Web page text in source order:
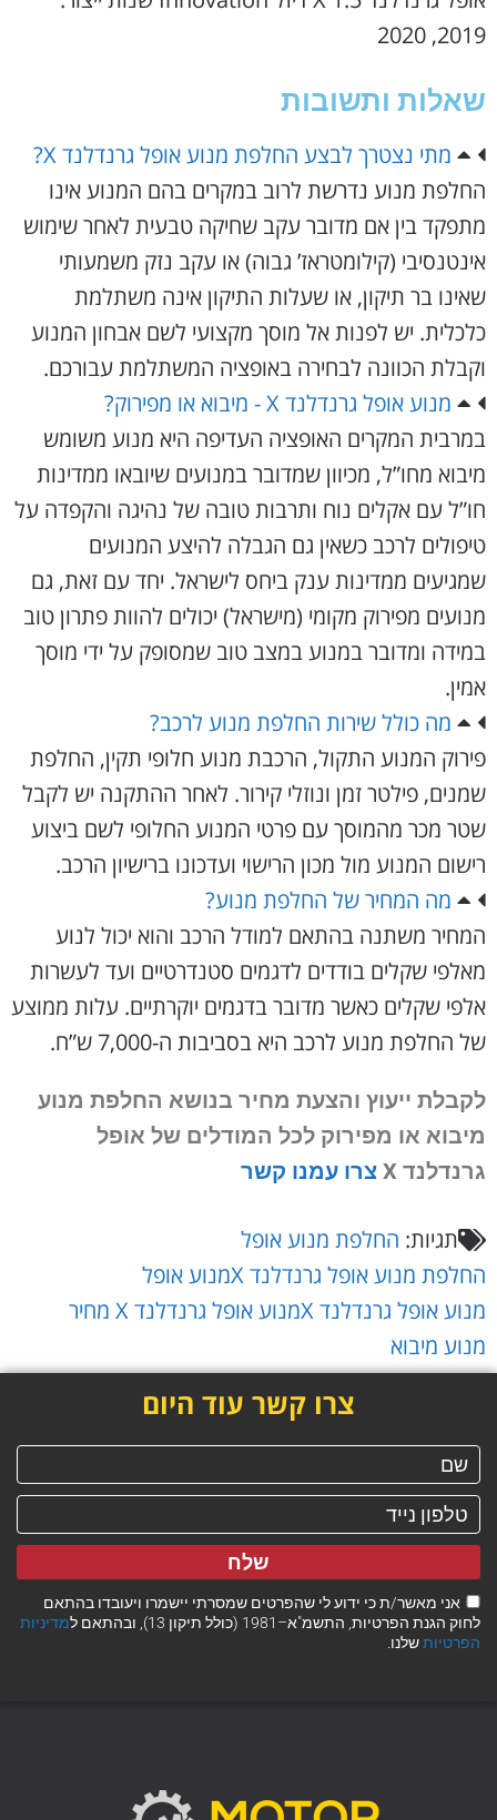
2019, 2020
שאלות ותשובות
מתי נצטרך לבצע החלפת מנוע אופל גרנדלנד X?
החלפת מנוע נדרשת לרוב במקרים בהם המנוע אינו
מתפקד בין אם מדובר עקב שחיקה טבעית לאחר שימוש
אינטנסיבי (קילומטראז’ גבוה) או עקב נזק משמעותי
שאינו בר תיקון, או שעלות התיקון אינה משתלמת
כלכלית. יש לפנות אל מוסך מקצועי לשם אבחון המנוע
וקבלת הכוונה לבחירה באופציה המשתלמת עבורכם.
מנוע אופל גרנדלנד X - מיבוא או מפירוק?
במרבית המקרים האופציה העדיפה היא מנוע משומש
מיבוא מחו”ל, מכיוון שמדובר במנועים שיובאו ממדינות
חו”ל עם אקלים נוח ותרבות טובה של נהיגה והקפדה על
טיפולים לרכב כשאין גם הגבלה להיצע המנועים
שמגיעים ממדינות ענק ביחס לישראל. יחד עם זאת, גם
מנועים מפירוק מקומי (מישראל) יכולים להוות פתרון טוב
במידה ומדובר במנוע במצב טוב שמסופק על ידי מוסך
אמין.
מה כולל שירות החלפת מנוע לרכב?
פירוק המנוע התקול, הרכבת מנוע חלופי תקין, החלפת
שמנים, פילטר זמן ונוזלי קירור. לאחר ההתקנה יש לקבל
שטר מכר מהמוסך עם פרטי המנוע החלופי לשם ביצוע
רישום המנוע מול מכון הרישוי ועדכונו ברישיון הרכב.
מה המחיר של החלפת מנוע?
המחיר משתנה בהתאם למודל הרכב והוא יכול לנוע
מאלפי שקלים בודדים לדגמים סטנדרטיים ועד לעשרות
אלפי שקלים כאשר מדובר בדגמים יוקרתיים. עלות ממוצע
של החלפת מנוע לרכב היא בסביבות ה-7,000 ש”ח.
לקבלת ייעוץ והצעת מחיר בנושא החלפת מנוע
מיבוא או מפירוק לכל המודלים של אופל
גרנדלנד X
צרו עמנו קשר
תגיות: החלפת מנוע אופל
החלפת מנוע אופל גרנדלנד X
מנוע אופל
מנוע אופל גרנדלנד X
מנוע אופל גרנדלנד X מחיר
מנוע מיבוא
צרו קשר עוד היום
אני מאשר/ת כי ידוע לי שהפרטים שמסרתי יישמרו ויעובדו בהתאם
לחוק הגנת הפרטיות, התשמ"א–1981 (כולל תיקון 13), ובהתאם ל
מדיניות
הפרטיותשלנו.
שלח